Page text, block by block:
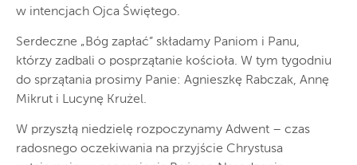
w intencjach Ojca Świętego.
Serdeczne „Bóg zapłać” składamy Paniom i Panu,
którzy zadbali o posprzątanie kościoła. W tym tygodniu
do sprzątania prosimy Panie: Agnieszkę Rabczak, Annę
Mikrut i Lucynę Krużel.
W przyszłą niedzielę rozpoczynamy Adwent – czas
radosnego oczekiwania na przyjście Chrystusa